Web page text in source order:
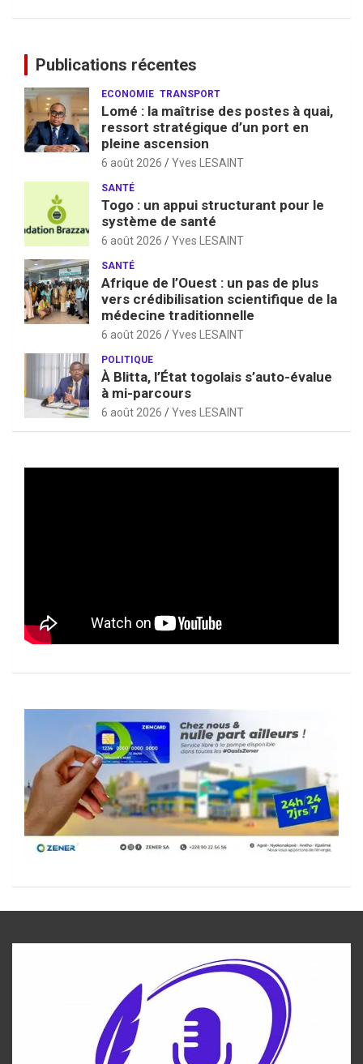
Publications récentes
ECONOMIE TRANSPORT
Lomé : la maîtrise des postes à quai,
ressort stratégique d’un port en
pleine ascension
6 août 2026 Yves LESAINT
SANTÉ
Togo : un appui structurant pour le
système de santé
6 août 2026 Yves LESAINT
SANTÉ
Afrique de l’Ouest : un pas de plus
vers crédibilisation scientifique de la
médecine traditionnelle
6 août 2026 Yves LESAINT
POLITIQUE
À Blitta, l’État togolais s’auto-évalue
à mi-parcours
6 août 2026 Yves LESAINT